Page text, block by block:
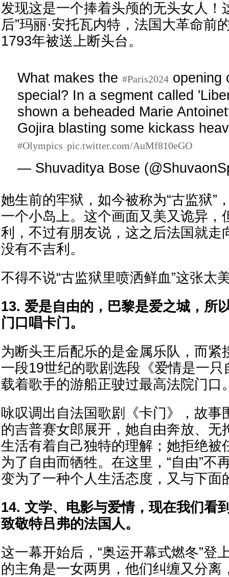
发现这是一个捧着头颅的无头女人！
后”玛丽·安托瓦内特，法国大革命前
1793年被送上断头台。
What makes the #Paris2024 opening
special? In a segment called
shown a beheaded Marie
Gojira blasting some kickass
#Olympics pic.twitter.com/AuMf810eGO
— Shuvaditya Bose
她生前的牢狱，如今被称为“古监狱”
一个小岛上。这个画面又美又诡异，
利，不过有朋友说，这之后法国就走
没有不吉利。
不得不说“古监狱里喷洒鲜血”这张太
13. 爱是自由的，巴黎是爱之城，所
门口唱卡门。
为断头王后配乐的是金属乐队，而紧
一段19世纪的歌剧选段《爱情是一只
载着歌手的游船正驶过最高法院门口
咏叹调出自法国歌剧《卡门》，故事
的吉普赛女郎展开，她自由奔放、无
生活有着自己独特的理解；她拒绝被
为了自由而牺牲。在这里，“自由”不
变为了一种个人生活态度，又与下面
14. 文学、电影与爱情，现在我们看
致敬特吕弗的法国人。
这一幕开始后，“奥运开幕式燃冬”登
的主角是一女两男，他们纠缠又分离